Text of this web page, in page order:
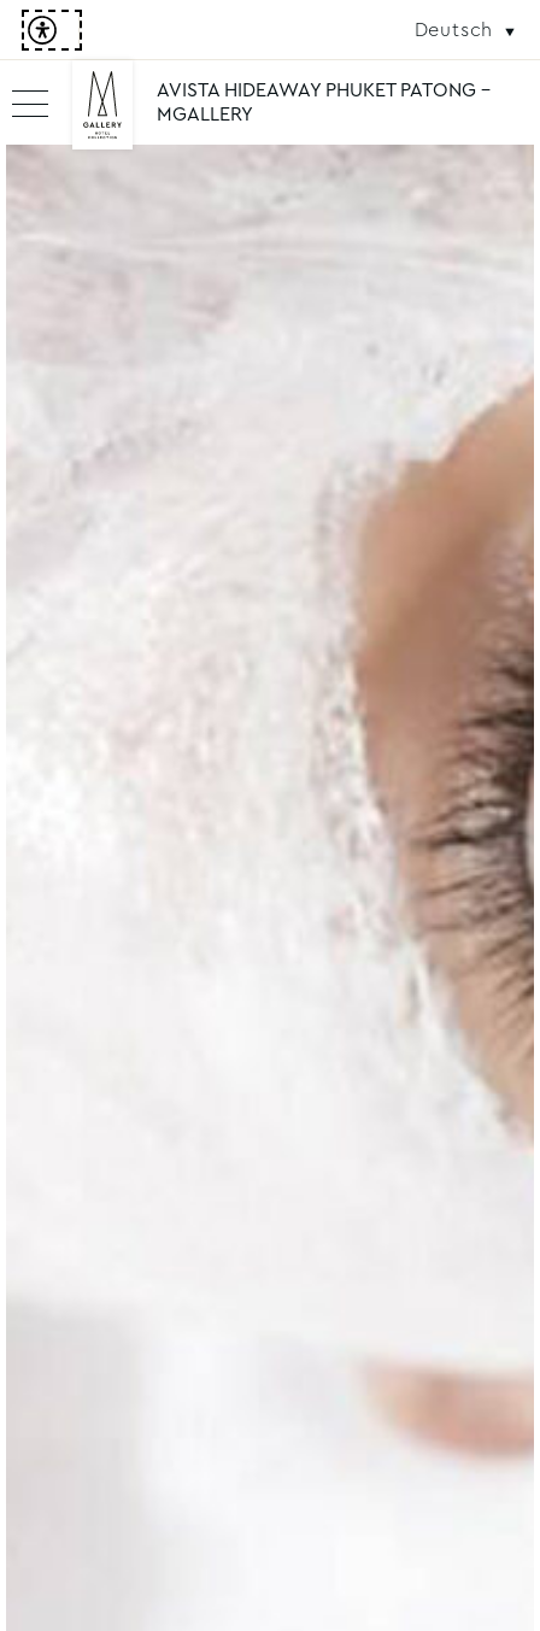
Deutsch
AVISTA HIDEAWAY PHUKET PATONG -
MGALLERY